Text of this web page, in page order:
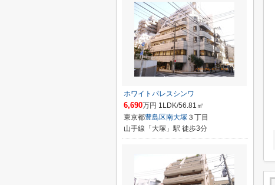
ホワイトパレスシンワ
6,690万円 1LDK/56.81㎡
東京都豊島区南大塚 ３丁目
山手線「大塚」駅 徒歩3分